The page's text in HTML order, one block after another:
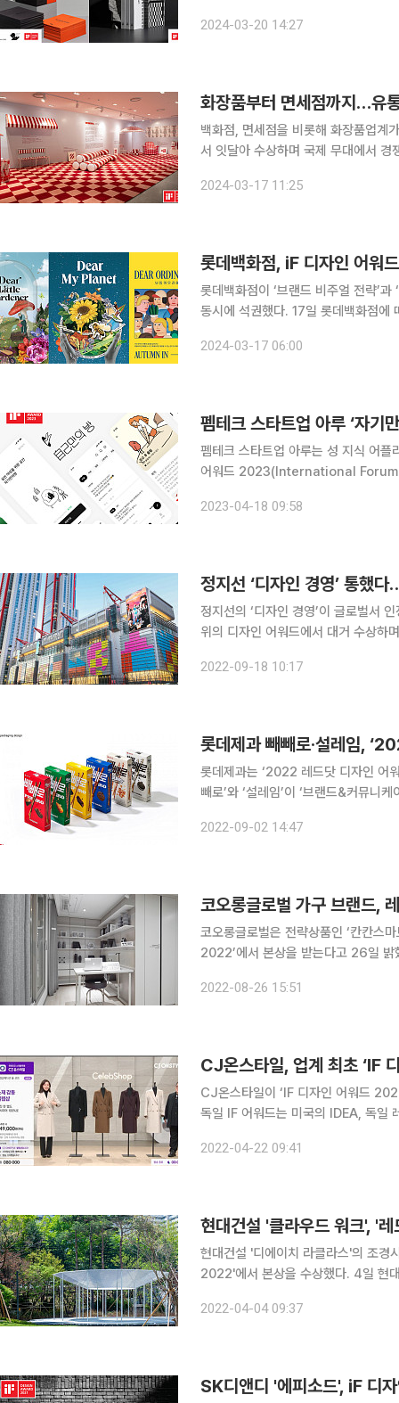
밝혔다. OUR CREED는 지난해
2024-03-20 14:27
화장품부터 면세점까지…유
백화점, 면세점을 비롯해 화장품업계
서 잇달아 수상하며 국제 무대에서 경쟁력을 인정받고 있다.
세계 3대 디자인 어워드로 꼽히고 있
2024-03-17 11:25
롯데백화점, iF 디자인 어워
롯데백화점이 ‘브랜드 비주얼 전략’
동시에 석권했다. 17일 롯데백화점에 따르면 브랜드 비주얼 전략 ‘2023 디어 시리즈(Dear
2024-03-17 06:00
펨테크 스타트업 아루 ‘자기
펨테크 스타트업 아루는 성 지식 어플
어워드 2023(International Forum
상이다. 독일의 레드닷디자인
2023-04-18 09:58
정지선 ‘디자인 경영’ 통했
정지선의 ‘디자인 경영’이 글로벌서
위의 디자인 어워드에서 대거 수상하
드’(iF DESIGN AWARD 2022)에서
2022-09-18 10:17
롯데제과 빼빼로·설레임,
롯데제과는 ‘2022 레드닷 디자인 어
빼로’와 ‘설레임’이 ‘브랜드&커뮤니케
인상으로 꼽힌다. 브랜드&커뮤니케이
2022-09-02 14:47
코오롱글로벌 가구 브랜드,
코오롱글로벌은 전략상품인 ‘칸칸스
2022’에서 본상을 받는다고 26일 밝혔다. 레드닷 디자인 어워드는 미국 IDEA 어워
2022-08-26 15:51
CJ온스타일, 업계 최초 ‘IF
CJ온스타일이 ‘IF 디자인 어워드
독일 IF 어워드는 미국의 IDEA, 독일
역대 최다 출품 수를 기록하는 등 경
2022-04-22 09:41
현대건설 '클라우드 워크', '
현대건설 '디에이치 라클라스'의 조경
2022'에서 본상을 수상했다. 4일 현대건설에 따르면 레드닷 디자인어워드는 1955년부터 개최된
워드로 꼽힌다. 이 공모전은 각
2022-04-04 09:37
SK디앤디 '에피소드', iF 디